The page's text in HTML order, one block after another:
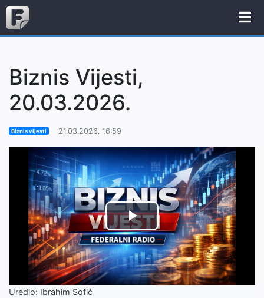
Biznis Vijesti,
20.03.2026.
Biznis vijesti 21.03.2026. 16:59
Play
Video
Uredio: Ibrahim Sofić